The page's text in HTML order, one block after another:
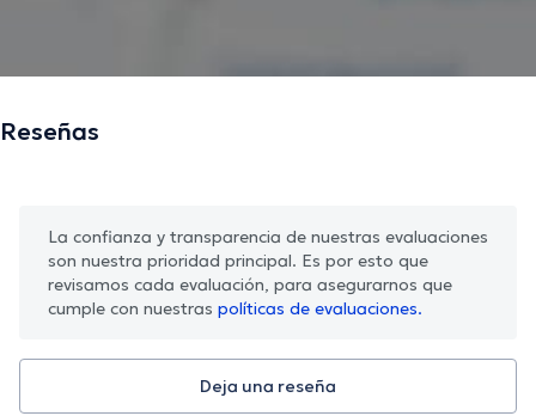
Reseñas
La confianza y transparencia de nuestras evaluaciones
son nuestra prioridad principal. Es por esto que
revisamos cada evaluación, para asegurarnos que
cumple con nuestras políticas de evaluaciones.
Deja una reseña